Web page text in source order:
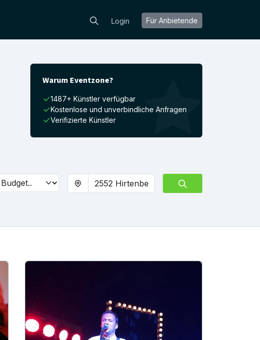
Login Für Anbietende
Warum Eventzone?
1487+ Künstler verfügbar
Kostenlose und unverbindliche Anfragen
Verifizierte Künstler